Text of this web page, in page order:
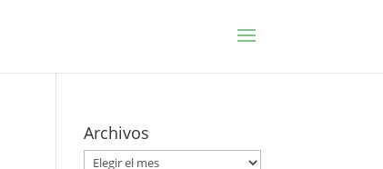
Archivos
Archivos